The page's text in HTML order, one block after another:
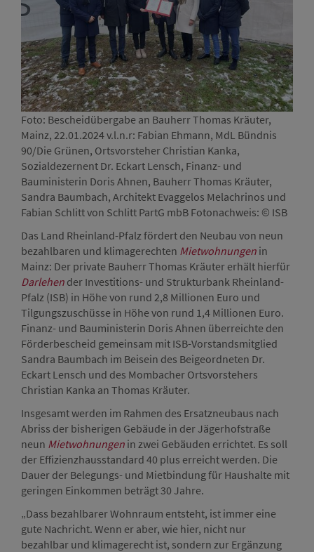
Foto: Bescheidübergabe an Bauherr Thomas Kräuter,
Mainz, 22.01.2024 v.l.n.r: Fabian Ehmann, MdL Bündnis
90/Die Grünen, Ortsvorsteher Christian Kanka,
Sozialdezernent Dr. Eckart Lensch, Finanz- und
Bauministerin Doris Ahnen, Bauherr Thomas Kräuter,
Sandra Baumbach, Architekt Evaggelos Melachrinos und
Fabian Schlitt von Schlitt PartG mbB Fotonachweis: © ISB
Das Land Rheinland-Pfalz fördert den Neubau von neun
bezahlbaren und klimagerechten Mietwohnungen in
Mainz: Der private Bauherr Thomas Kräuter erhält hierfür
Darlehen der Investitions- und Strukturbank Rheinland-
Pfalz (ISB) in Höhe von rund 2,8 Millionen Euro und
Tilgungszuschüsse in Höhe von rund 1,4 Millionen Euro.
Finanz- und Bauministerin Doris Ahnen überreichte den
Förderbescheid gemeinsam mit ISB-Vorstandsmitglied
Sandra Baumbach im Beisein des Beigeordneten Dr.
Eckart Lensch und des Mombacher Ortsvorstehers
Christian Kanka an Thomas Kräuter.
Insgesamt werden im Rahmen des Ersatzneubaus nach
Abriss der bisherigen Gebäude in der Jägerhofstraße
neun Mietwohnungen in zwei Gebäuden errichtet. Es soll
der Effizienzhausstandard 40 plus erreicht werden. Die
Dauer der Belegungs- und Mietbindung für Haushalte mit
geringen Einkommen beträgt 30 Jahre.
„Dass bezahlbarer Wohnraum entsteht, ist immer eine
gute Nachricht. Wenn er aber, wie hier, nicht nur
bezahlbar und klimagerecht ist, sondern zur Ergänzung